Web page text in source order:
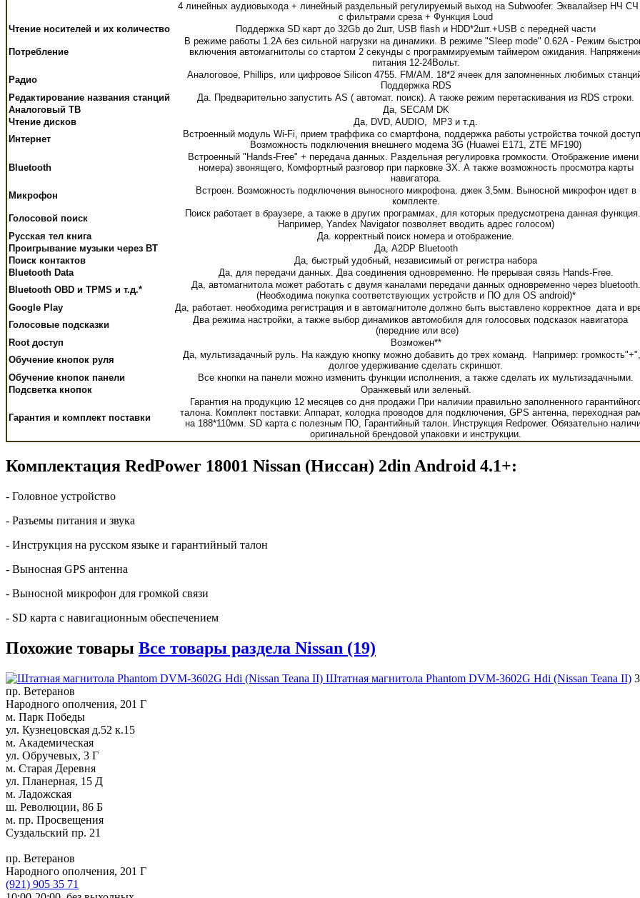
4 линейных аудиовыхода + линейный раздельный регулируемый выход на Subwoofer. Эквалайзер НЧ
с фильтрами среза + Функция Loud
Чтение носителей и их количество
Поддержка SD карт до 32Gb до 2шт, USB flash и HDD*2шт.+USB с передней части
Потребление
В режиме работы 1.2A без сильной нагрузки на динамики. В режиме "Sleep mode" 0.62A - Режим
включения автомагнитолы со стартом 2 секунды с программируемым таймером ожидания.
питания 12-24Вольт.
Радио
Аналоговое, Phillips, или цифровое Silicon 4755. FM/AM. 18*2 ячеек для запомненных любимых
Поддержка RDS
Редактирование названия станций
Да. Предварительно запустить AS ( автомат. поиск). А также режим перетаскивания из RDS строки.
Аналоговый ТВ
Да, SECAM DK
Чтение дисков
Да, DVD, AUDIO, MP3 и т.д.
Интернет
Встроенный модуль Wi-Fi, прием траффика со смартфона, поддержка работы устройства точкой
Возможность подключения внешнего модема 3G (Huawei E171, ZTE MF190)
Bluetooth
Встроенный "Hands-Free" + передача данных. Раздельная регулировка громкости. Отображение имени
номера) звонящего, Комфортный разговор при парковке ЗХ. А также возможность просмотра карты
навигатора.
Микрофон
Встроен. Возможность подключения выносного микрофона. джек 3,5мм. Выносной микрофон идет в
комплекте.
Голосовой поиск
Поиск работает в браузере, а также в других программах, для которых предусмотрена данная
Например, Yandex Navigator позволяет вводить адрес голосом)
Русская тел книга
Да. корректный поиск номера и отображение.
Проигрывание музыки через BT
Да, A2DP Bluetooth
Поиск контактов
Да, быстрый удобный, независимый от регистра набора
Bluetooth Data
Да, для передачи данных. Два соединения одновременно. Не прерывая связь Hands-Free.
Bluetooth OBD и TPMS и т.д.*
Да, автомагнитола может работать с двумя каналами передачи данных одновременно через bluetooth.
(Необходима покупка соответствующих устройств и ПО для OS android)*
Google Play
Да, работает. необходима регистрация и в автомагнитоле должно быть выставлено корректное дата и
Голосовые подсказки
Два режима настройки, а также выбор динамиков автомобиля для голосовых подсказок навигатора
(передние или все)
Root доступ
Возможен**
Обучение кнопок руля
Да, мультизадачный руль. На каждую кнопку можно добавить до трех команд. Например:
долгое удерживание сделать скриншот.
Обучение кнопок панели
Все кнопки на панели можно изменить функции исполнения, а также сделать их мультизадачными.
Подсветка кнопок
Оранжевый или зеленый.
Гарантия и комплект поставки
Гарантия на продукцию 12 месяцев со дня продажи При наличии правильно заполненного
талона. Комплект поставки: Аппарат, колодка проводов для подключения, GPS антенна, переходная
на 188*110мм. SD карта с полезным ПО, Гарантийный талон. Инструкция Redpower. Обязательно
оригинальной брендовой упаковки и инструкции.
Комплектация RedPower 18001 Nissan (Ниссан) 2din Android 4.1+:
- Головное устройство
- Разъемы питания и звука
- Инструкция на русском языке и гарантийный талон
- Выносная GPS антенна
- Выносной микрофон для громкой связи
- SD карта с навигационным обеспечением
Похожие товары Все товары раздела Nissan (19)
Штатная магнитола Phantom DVM-3602G Hdi (Nissan Teana II)
пр. Ветеранов
Народного ополчения, 201 Г
м. Парк Победы
ул. Кузнецовская д.52 к.15
м. Академическая
ул. Обручевых, 3 Г
м. Старая Деревня
ул. Планерная, 15 Д
м. Ладожская
ш. Революции, 86 Б
м. пр. Просвещения
Суздальский пр. 21
пр. Ветеранов
Народного ополчения, 201 Г
(921) 905 35 71